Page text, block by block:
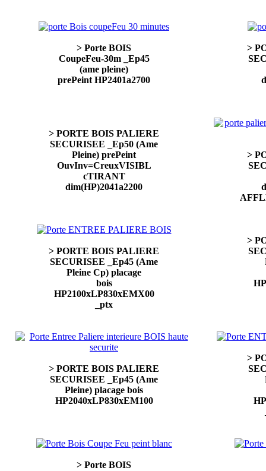
> Porte BOIS
CoupeFeu-30m _Ep45
(ame pleine)
prePeint HP2401a2700
>
> PORTE BOIS PALIERE
SECURISEE _Ep50 (Ame
Pleine) prePeint
OuvInv=CreuxVISIBL
cTIRANT
dim(HP)2041a2200
>
> PORTE BOIS PALIERE
SECURISEE _Ep45 (Ame
Pleine Cp) placage
bois
HP2100xLP830xEMX00
_ptx
>
> PORTE BOIS PALIERE
SECURISEE _Ep45 (Ame
Pleine) placage bois
HP2040xLP830xEM100
>
> Porte BOIS